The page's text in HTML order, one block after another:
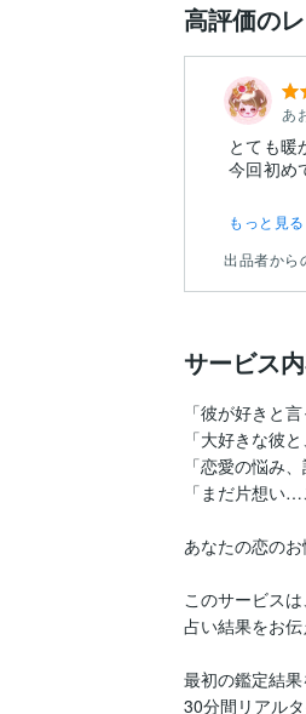
高評価の
あ
とても暖
もっと見る
出品者から
サービス
「彼が好きと
「大好きな彼
「恋愛の悩み
「まだ片想い
あなたの恋の
このサービスは、
占い結果をお
最初の鑑定結果
30分間リアル